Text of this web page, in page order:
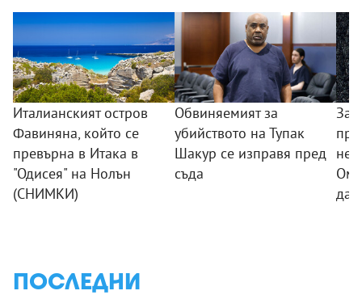
Италианският остров
Фавиняна, който се
превърна в Итака в
"Одисея" на Нолън
(СНИМКИ)
Обвиняемият за
убийството на Тупак
Шакур се изправя пред
съда
да
ПОСЛЕДНИ